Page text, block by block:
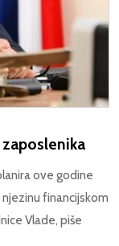
zaposlenika
ove godine
financijskom
Vlade, piše